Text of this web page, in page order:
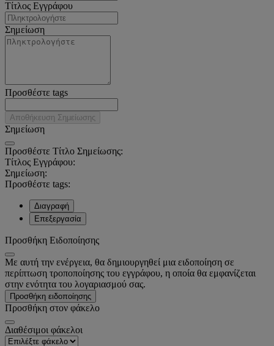
Τίτλος Εγγράφου
Σημείωση
Προσθέστε tags
Αποθήκευση Σημείωσης
Σημείωση
Προσθέστε Τίτλο Σημείωσης:
Τίτλος Εγγράφου:
Σημείωση:
Προσθέστε tags:
Διαγραφή
Επεξεργασία
Προσθήκη Ειδοποίησης
Με αυτή την ενέργεια, θα δημιουργηθεί μια ειδοποίηση σε
περίπτωση τροποποίησης του εγγράφου, η οποία θα εμφανίζεται
στην ενότητα του λογαριασμού σας.
Προσθήκη ειδοποίησης
Προσθήκη στον φάκελο
Διαθέσιμοι φάκελοι